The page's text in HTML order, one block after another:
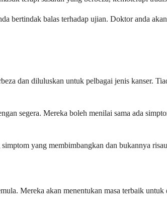
bertindak balas terhadap ujian. Doktor anda
dan diluluskan untuk pelbagai jenis kanser.
segera. Mereka boleh menilai sama ada
yang membimbangkan dan bukannya
Mereka akan menentukan masa terbaik untuk